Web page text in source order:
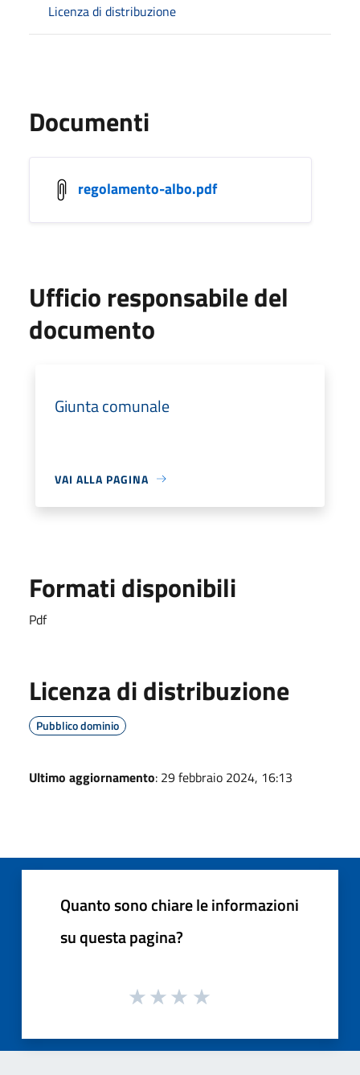
Licenza di distribuzione
Documenti
regolamento-albo.pdf
Ufficio responsabile del
documento
Giunta comunale
VAI ALLA PAGINA
Formati disponibili
Pdf
Licenza di distribuzione
Pubblico dominio
Ultimo aggiornamento: 29 febbraio 2024, 16:13
Quanto sono chiare le informazioni
su questa pagina?